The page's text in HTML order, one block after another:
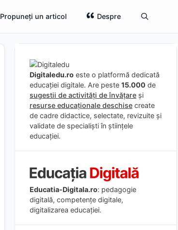
Propuneți un articol Despre
Digitaledu.ro este o platformă dedicată
educației digitale. Are peste 15.000 de
sugestii de activități de învățare și
resurse educaționale deschise create
de cadre didactice, selectate, revizuite și
validate de specialiști în științele
educației.
Educatia-Digitala.ro: pedagogie
digitală, competențe digitale,
digitalizarea educației.